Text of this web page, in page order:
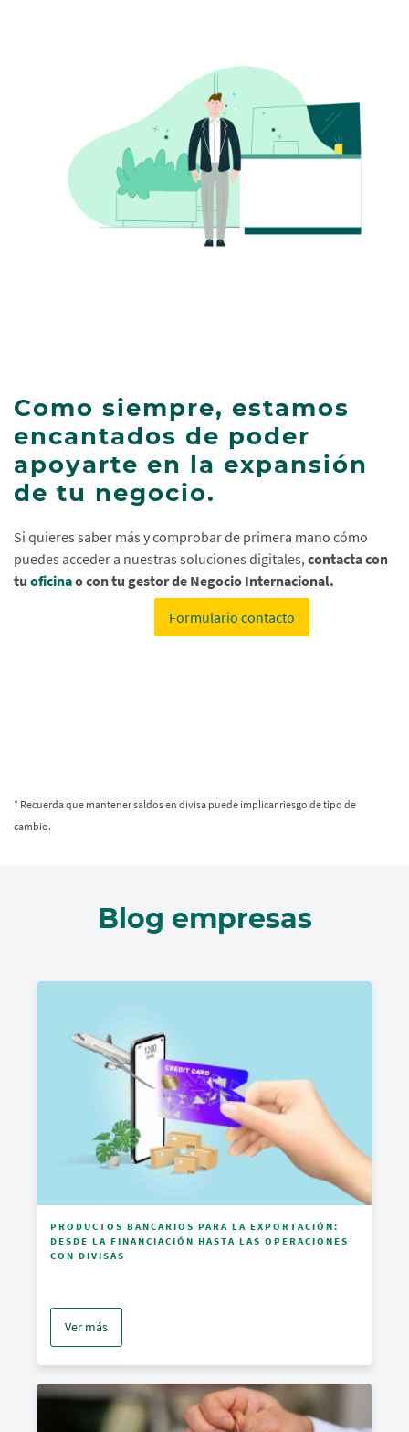
Como siempre, estamos
encantados de poder
apoyarte en la expansión
de tu negocio.
Si quieres saber más y comprobar de primera mano cómo
puedes acceder a nuestras soluciones digitales, contacta con
tu oficinao con tu gestor de Negocio Internacional.
Formulario contacto
* Recuerda que mantener saldos en divisa puede implicar riesgo de tipo de
cambio.
Blog empresas
PRODUCTOS BANCARIOS PARA LA EXPORTACIÓN:
DESDE LA FINANCIACIÓN HASTA LAS OPERACIONES
CON DIVISAS
Ver más